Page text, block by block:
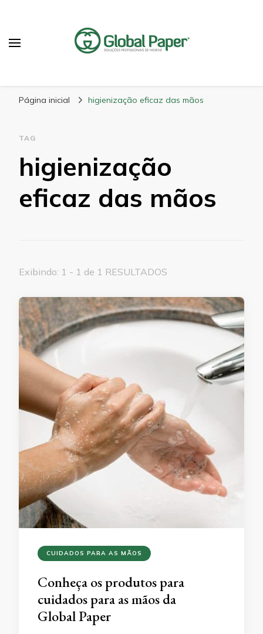
Página inicial higienização eficaz das mãos
TAG
higienização
eficaz das mãos
Exibindo: 1 - 1 de 1 RESULTADOS
CUIDADOS PARA AS MÃOS
Conheça os produtos para
cuidados para as mãos da
Global Paper